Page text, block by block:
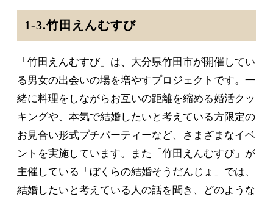
1-3.竹田えんむすび
「竹田えんむすび」は、大分県竹田市が開催してい
る男女の出会いの場を増やすプロジェクトです。一
緒に料理をしながらお互いの距離を縮める婚活クッ
キングや、本気で結婚したいと考えている方限定の
お見合い形式プチパーティーなど、さまざまなイベ
ントを実施しています。また「竹田えんむすび」が
主催している「ぼくらの結婚そうだんじょ」では、
結婚したいと考えている人の話を聞き、どのような